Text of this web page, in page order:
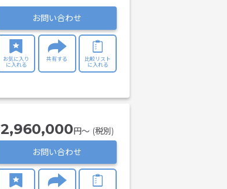
お問い合わせ
お気に入り
に入れる
共有する
比較リスト
に入れる
2,960,000円〜 (税別)
お問い合わせ